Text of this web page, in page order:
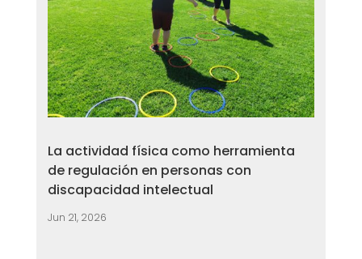
La actividad física como herramienta
de regulación en personas con
discapacidad intelectual
Jun 21, 2026